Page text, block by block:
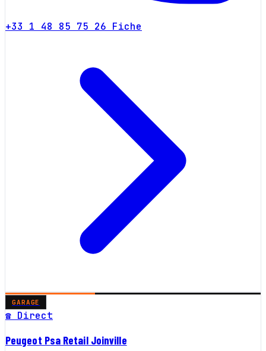
+33 1 48 85 75 26 Fiche
GARAGE
☎ Direct
Peugeot Psa Retail Joinville